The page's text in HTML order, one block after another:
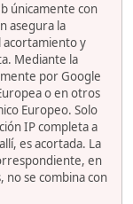
únicamente con
asegura la
acortamiento y
Mediante la
por Google
o en otros
Europeo. Solo
IP completa a
es acortada. La
en
no se combina con